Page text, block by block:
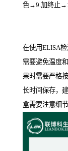
色→9.加终止
在使用ELISA
需要避免温度
果时需要严格
长时间保存，
盒需要注意细